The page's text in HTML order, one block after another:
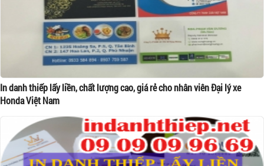
In danh thiếp lấy liền, chất lượng cao, giá rẻ cho nhân viên Đại lý xe
Honda Việt Nam